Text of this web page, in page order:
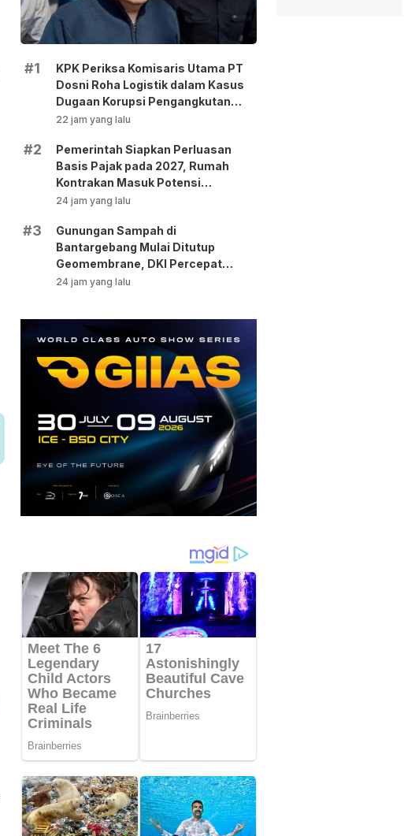
#1
KPK Periksa Komisaris Utama PT
Dosni Roha Logistik dalam Kasus
Dugaan Korupsi Pengangkutan
Bansos!
22 jam yang lalu
#2
Pemerintah Siapkan Perluasan
Basis Pajak pada 2027, Rumah
Kontrakan Masuk Potensi
Pengawasan!
24 jam yang lalu
#3
Gunungan Sampah di
Bantargebang Mulai Ditutup
Geomembrane, DKI Percepat
Penghentian Sistem Open
24 jam yang lalu